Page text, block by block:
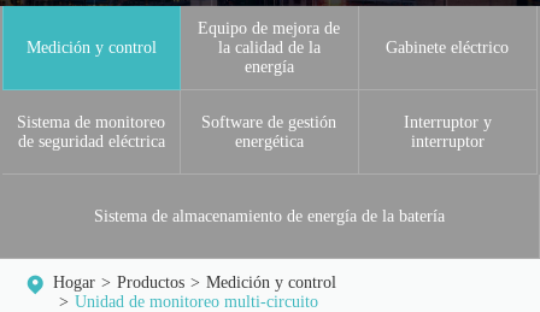
Medición y control
Equipo de mejora de
la calidad de la
energía
Gabinete eléctrico
Sistema de monitoreo
de seguridad eléctrica
Software de gestión
energética
Interruptor y
interruptor
Sistema de almacenamiento de energía de la batería
Hogar Productos
Medición y control
Unidad de monitoreo multi-circuito